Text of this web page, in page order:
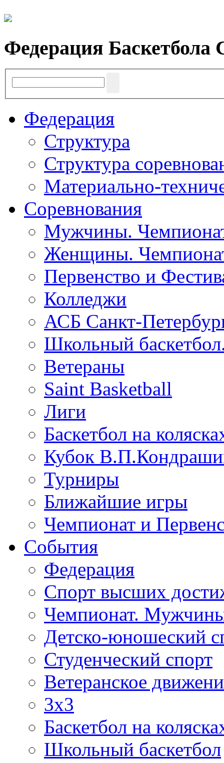
Федерация Баскетбола
Федерация
Структура
Структура
Материально-
Соревнования
Мужчины.
Женщины.
Первенство и
Колледжи
АСБ Санкт-
Школьный
Ветераны
Saint Basketball
Лиги
Баскетбол на
Кубок
Турниры
Ближайшие игры
Чемпионат и
События
Федерация
Спорт высших
Чемпионат.
Детско-юношеский
Студенческий спорт
Ветеранское
3х3
Баскетбол на
Школьный баскетбол